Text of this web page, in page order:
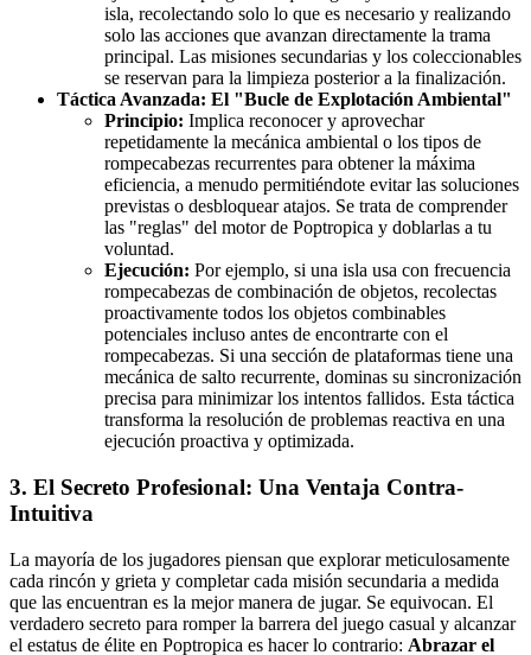
isla, recolectando solo lo que es necesario y realizando
solo las acciones que avanzan directamente la trama
principal. Las misiones secundarias y los coleccionables
se reservan para la limpieza posterior a la finalización.
Táctica Avanzada: El "Bucle de Explotación Ambiental"
Principio: Implica reconocer y aprovechar
repetidamente la mecánica ambiental o los tipos de
rompecabezas recurrentes para obtener la máxima
eficiencia, a menudo permitiéndote evitar las soluciones
previstas o desbloquear atajos. Se trata de comprender
las "reglas" del motor de Poptropica y doblarlas a tu
voluntad.
Ejecución: Por ejemplo, si una isla usa con frecuencia
rompecabezas de combinación de objetos, recolectas
proactivamente todos los objetos combinables
potenciales incluso antes de encontrarte con el
rompecabezas. Si una sección de plataformas tiene una
mecánica de salto recurrente, dominas su sincronización
precisa para minimizar los intentos fallidos. Esta táctica
transforma la resolución de problemas reactiva en una
ejecución proactiva y optimizada.
3. El Secreto Profesional: Una Ventaja Contra-
Intuitiva
La mayoría de los jugadores piensan que explorar meticulosamente
cada rincón y grieta y completar cada misión secundaria a medida
que las encuentran es la mejor manera de jugar. Se equivocan. El
verdadero secreto para romper la barrera del juego casual y alcanzar
el estatus de élite en Poptropica es hacer lo contrario: Abrazar el